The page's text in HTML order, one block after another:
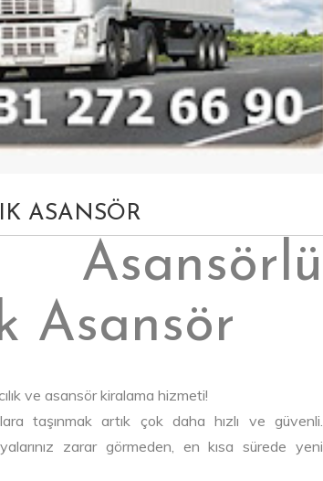
ASANSÖR
Asansör
ve asansör kiralama hizmeti!
taşınmak artık çok daha hızlı ve güvenli.
zarar görmeden, en kısa sürede yeni